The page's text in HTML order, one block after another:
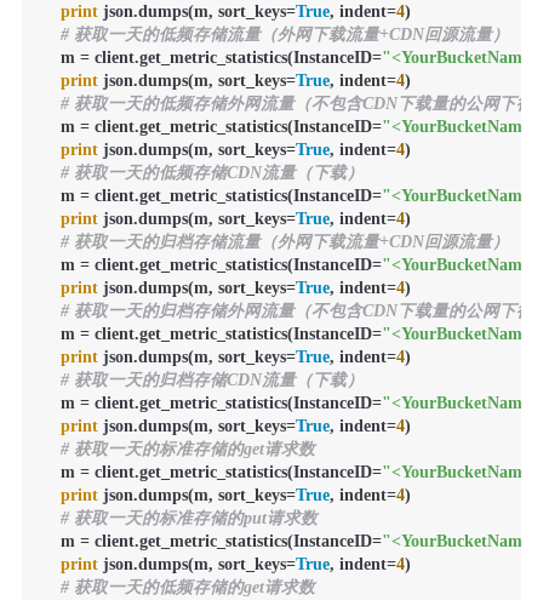
print json.dumps(m, sort_keys=True, indent=4)
# 获取一天的低频存储流量（外网下载流量+CDN回源流量）
    m = client.get_metric_statistics(InstanceID=
print json.dumps(m, sort_keys=True, indent=4)
# 获取一天的低频存储外网流量（不包含CDN下载量的公网下行
    m = client.get_metric_statistics(InstanceID=
print json.dumps(m, sort_keys=True, indent=4)
# 获取一天的低频存储CDN流量（下载）
    m = client.get_metric_statistics(InstanceID=
print json.dumps(m, sort_keys=True, indent=4)
# 获取一天的归档存储流量（外网下载流量+CDN回源流量）
    m = client.get_metric_statistics(InstanceID=
print json.dumps(m, sort_keys=True, indent=4)
# 获取一天的归档存储外网流量（不包含CDN下载量的公网下行
    m = client.get_metric_statistics(InstanceID=
print json.dumps(m, sort_keys=True, indent=4)
# 获取一天的归档存储CDN流量（下载）
    m = client.get_metric_statistics(InstanceID=
print json.dumps(m, sort_keys=True, indent=4)
# 获取一天的标准存储的get请求数
    m = client.get_metric_statistics(InstanceID=
print json.dumps(m, sort_keys=True, indent=4)
# 获取一天的标准存储的put请求数
    m = client.get_metric_statistics(InstanceID=
print json.dumps(m, sort_keys=True, indent=4)
# 获取一天的低频存储的get请求数